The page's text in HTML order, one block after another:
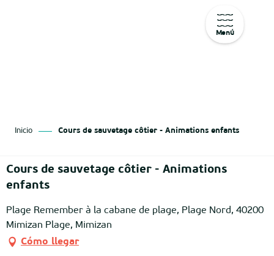
Menú
Inicio Cours de sauvetage côtier - Animations enfants
Cours de sauvetage côtier - Animations
enfants
Plage Remember à la cabane de plage, Plage Nord, 40200
Mimizan Plage, Mimizan
Cómo llegar